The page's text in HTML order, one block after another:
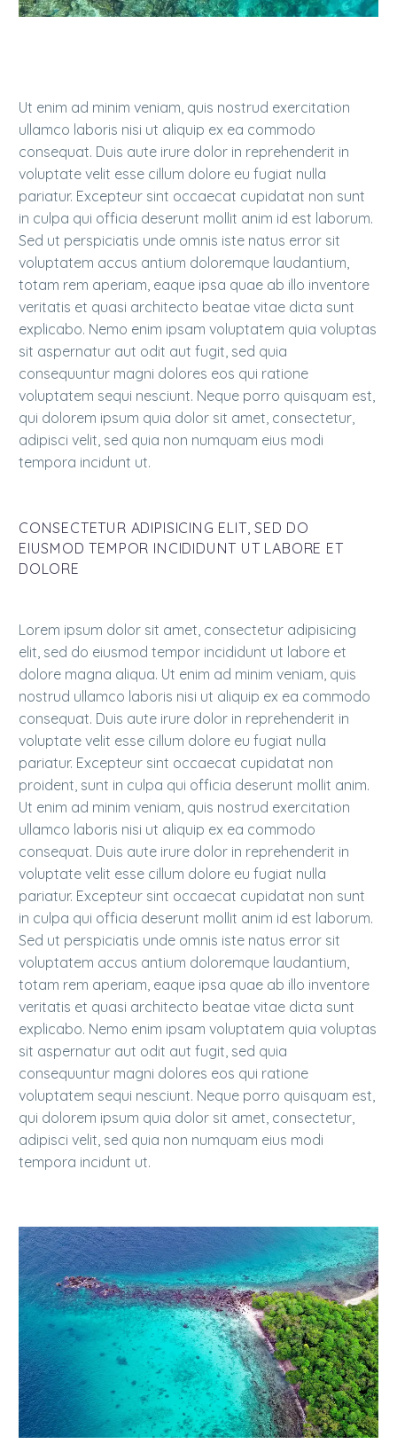
Ut enim ad minim veniam, quis nostrud exercitation
ullamco laboris nisi ut aliquip ex ea commodo
consequat. Duis aute irure dolor in reprehenderit in
voluptate velit esse cillum dolore eu fugiat nulla
pariatur. Excepteur sint occaecat cupidatat non sunt
in culpa qui officia deserunt mollit anim id est laborum.
Sed ut perspiciatis unde omnis iste natus error sit
voluptatem accus antium doloremque laudantium,
totam rem aperiam, eaque ipsa quae ab illo inventore
veritatis et quasi architecto beatae vitae dicta sunt
explicabo. Nemo enim ipsam voluptatem quia voluptas
sit aspernatur aut odit aut fugit, sed quia
consequuntur magni dolores eos qui ratione
voluptatem sequi nesciunt. Neque porro quisquam est,
qui dolorem ipsum quia dolor sit amet, consectetur,
adipisci velit, sed quia non numquam eius modi
tempora incidunt ut.
CONSECTETUR ADIPISICING ELIT, SED DO
EIUSMOD TEMPOR INCIDIDUNT UT LABORE ET
DOLORE
Lorem ipsum dolor sit amet, consectetur adipisicing
elit, sed do eiusmod tempor incididunt ut labore et
dolore magna aliqua. Ut enim ad minim veniam, quis
nostrud ullamco laboris nisi ut aliquip ex ea commodo
consequat. Duis aute irure dolor in reprehenderit in
voluptate velit esse cillum dolore eu fugiat nulla
pariatur. Excepteur sint occaecat cupidatat non
proident, sunt in culpa qui officia deserunt mollit anim.
Ut enim ad minim veniam, quis nostrud exercitation
ullamco laboris nisi ut aliquip ex ea commodo
consequat. Duis aute irure dolor in reprehenderit in
voluptate velit esse cillum dolore eu fugiat nulla
pariatur. Excepteur sint occaecat cupidatat non sunt
in culpa qui officia deserunt mollit anim id est laborum.
Sed ut perspiciatis unde omnis iste natus error sit
voluptatem accus antium doloremque laudantium,
totam rem aperiam, eaque ipsa quae ab illo inventore
veritatis et quasi architecto beatae vitae dicta sunt
explicabo. Nemo enim ipsam voluptatem quia voluptas
sit aspernatur aut odit aut fugit, sed quia
consequuntur magni dolores eos qui ratione
voluptatem sequi nesciunt. Neque porro quisquam est,
qui dolorem ipsum quia dolor sit amet, consectetur,
adipisci velit, sed quia non numquam eius modi
tempora incidunt ut.